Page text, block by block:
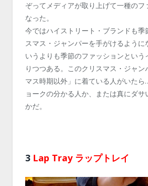
ぞってメディアが取り上げて一種のフ
なった。
今ではハイストリート・ブランドも季
スマス・ジャンパーを手がけるように
いうよりも季節のファッションという
りつつある。このクリスマス・ジャン
マス時期以外」に着ている人がいた
ョークの分かる人か、または真にダサ
かだ。
3 Lap Tray ラップトレイ